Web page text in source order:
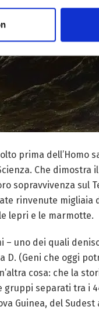
prima dell’Homo
Che
sopravvivenza sul
rinvenute
lepri e le marmotte.
– uno dei quali
D. (Geni che oggi
cosa: che la
separati tra i
Guinea, del